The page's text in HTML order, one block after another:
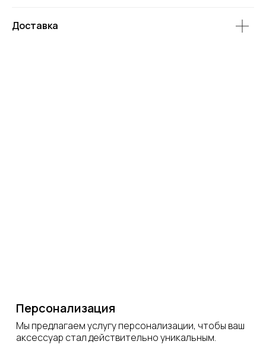
Доставка
Персонализация
Мы предлагаем услугу персонализации, чтобы ваш
аксессуар стал действительно уникальным.